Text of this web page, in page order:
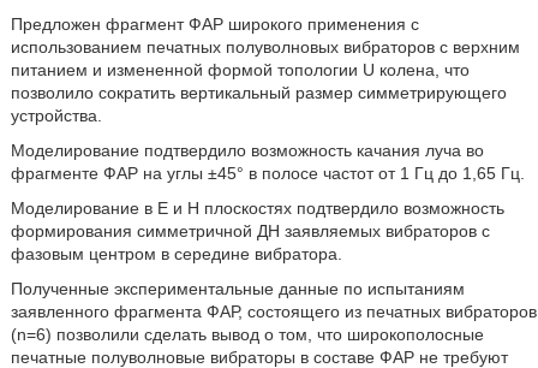
Предложен фрагмент ФАР широкого применения с
использованием печатных полуволновых вибраторов с верхним
питанием и измененной формой топологии U колена, что
позволило сократить вертикальный размер симметрирующего
устройства.
Моделирование подтвердило возможность качания луча во
фрагменте ФАР на углы ±45° в полосе частот от 1 Гц до 1,65 Гц.
Моделирование в E и H плоскостях подтвердило возможность
формирования симметричной ДН заявляемых вибраторов с
фазовым центром в середине вибратора.
Полученные экспериментальные данные по испытаниям
заявленного фрагмента ФАР, состоящего из печатных вибраторов
(n=6) позволили сделать вывод о том, что широкополосные
печатные полуволновые вибраторы в составе ФАР не требуют